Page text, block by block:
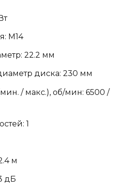
М14
22.2 мм
диска: 230 мм
/ макс.), об/мин: 6500 /
1
м
дБ